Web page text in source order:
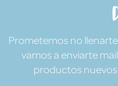
Prometemos no
vamos a enviarte
productos nuevos